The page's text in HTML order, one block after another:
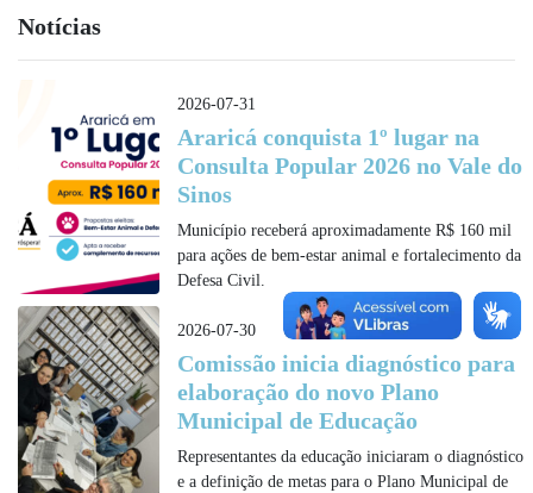
Notícias
2026-07-31
Araricá conquista 1º lugar na
Consulta Popular 2026 no Vale do
Sinos
Município receberá aproximadamente R$ 160 mil
para ações de bem-estar animal e fortalecimento da
Defesa Civil.
2026-07-30
Comissão inicia diagnóstico para
elaboração do novo Plano
Municipal de Educação
Representantes da educação iniciaram o diagnóstico
e a definição de metas para o Plano Municipal de